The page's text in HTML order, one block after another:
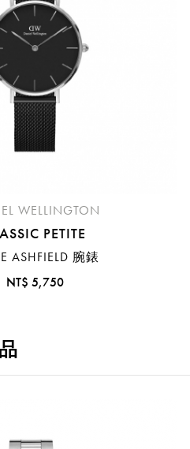
不同機場
WELLINGTON
PETITE
ASHFIELD 腕錶
NT$ 5,750